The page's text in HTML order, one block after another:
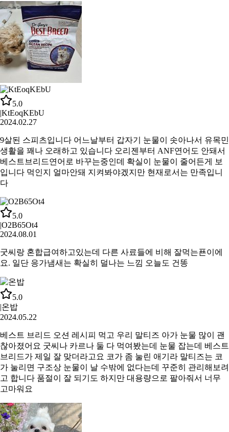
5.0
|KtEoqKEbU
2024.02.27
9살된 스피츠입니다 어느날부터 갑자기 눈물이 솟아나서 유목민
생활을 꽤나 오래하고 있습니다 오리젠부터 ANF연어도 안돼서
베스트브리드연어로 바꾸는중인데 확실이 눈물이 줄어든게 보
입니다 먹인지 얼마안돼 지켜봐야겠지만 현재로서는 만족입니
다
5.0
|O2B65Ot4
2024.08.01
굿씨랑 혼합급여하고있는데 다른 사료들에 비해 잘먹는푠이에
요. 일단 응가냄새는 확실히 덜나는 느낌 오늘도 건똥
5.0
|온밥
2024.05.22
베스트 브리드 오션 레시피 먹고 우리 말티즈 아가 눈물 많이 괜
찮아졌어요 굿씨나 카르나 둘 다 먹여봤는데 눈물 잡는데 베스트
브리드가 제일 잘 맞더라고요 코가 좀 눌린 애기라 말티즈는 코
가 눌리면 구조상 눈물이 날 수밖에 없다는데 꾸준히 관리해보려
고 합니다 품절이 잘 되기도 하지만 대용량으로 팔아줘서 너무
고마워요